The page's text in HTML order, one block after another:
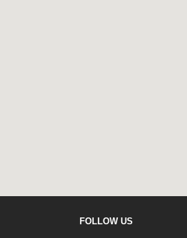
FOLLOW US